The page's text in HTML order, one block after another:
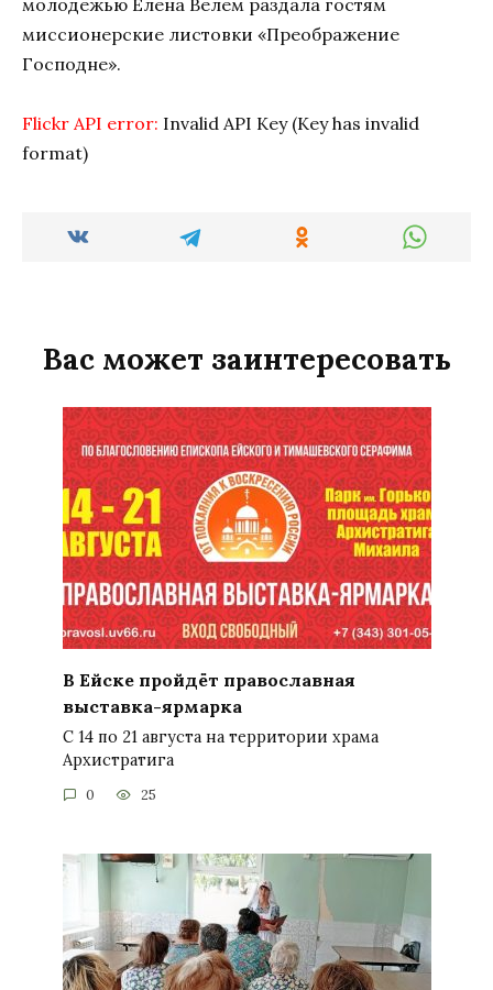
молодежью Елена Велем раздала гостям
миссионерские листовки «Преображение
Господне».
Flickr API error: Invalid API Key (Key has invalid
format)
Вас может заинтересовать
В Ейске пройдёт православная
выставка-ярмарка
С 14 по 21 августа на территории храма
Архистратига
0 25